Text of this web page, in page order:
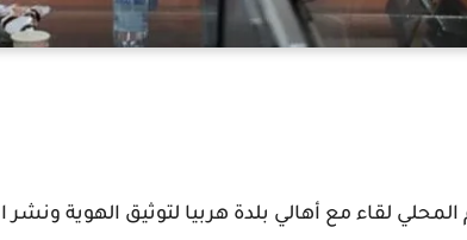
لقاء مع أهالي بلدة هربيا لتوثيق الهوية ونشر